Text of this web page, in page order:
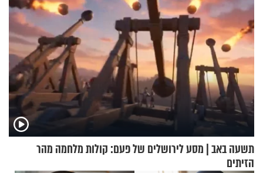
תשעה באב | מסע לירושלים של פעם: קולות מלחמה מהר
הזיתים